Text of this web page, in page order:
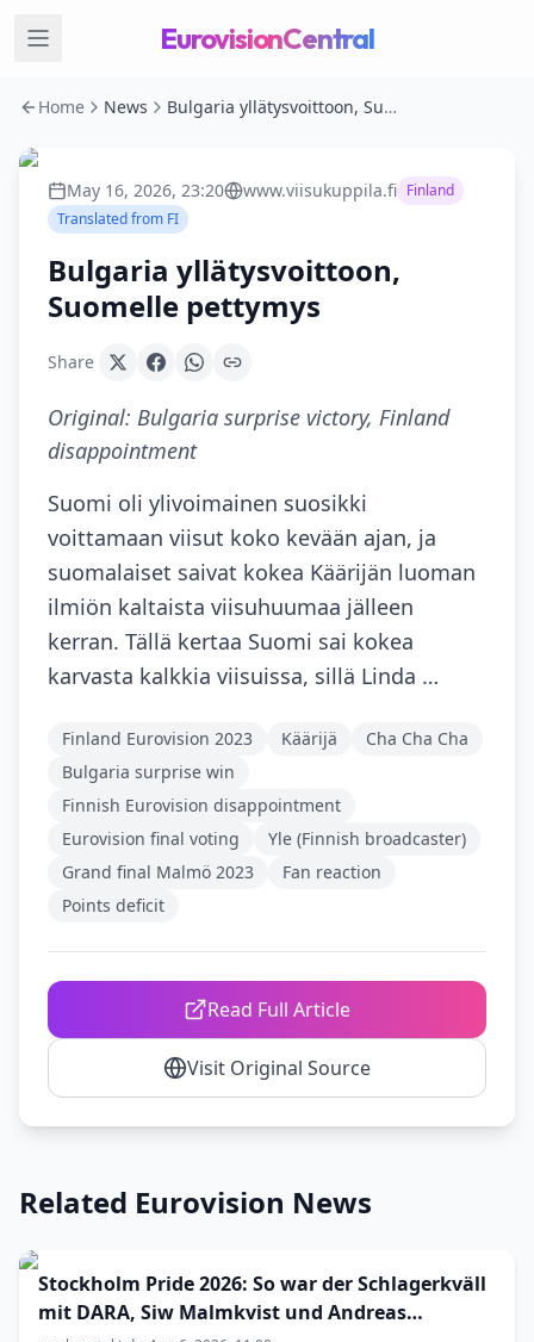
EurovisionCentral
Home News Bulgaria yllätysvoittoon, Suomelle pettymys
May 16, 2026, 23:20 www.viisukuppila.fi Finland
Translated from FI
Bulgaria yllätysvoittoon,
Suomelle pettymys
Share
Original: Bulgaria surprise victory, Finland
disappointment
Suomi oli ylivoimainen suosikki
voittamaan viisut koko kevään ajan, ja
suomalaiset saivat kokea Käärijän luoman
ilmiön kaltaista viisuhuumaa jälleen
kerran. Tällä kertaa Suomi sai kokea
karvasta kalkkia viisuissa, sillä Linda …
Finland Eurovision 2023 Käärijä
Cha Cha Cha
Bulgaria surprise win
Finnish Eurovision disappointment
Eurovision final voting
Yle (Finnish broadcaster)
Grand final Malmö 2023
Fan reaction
Points deficit
Read Full Article
Visit Original Source
Related Eurovision News
Stockholm Pride 2026: So war der Schlagerkväll
mit DARA, Siw Malmkvist und Andreas